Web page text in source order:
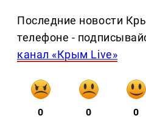
Последние новости
телефоне -
канал «Крым Live»
0 0 0